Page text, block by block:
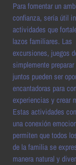
Para fomentar un
confianza, sería útil
actividades que
lazos familiares. Las
excursiones, juegos
simplemente
juntos pueden ser
encantadoras para
experiencias y crear
Estas actividades
una conexión
permiten que todos
de la familia se
manera natural y